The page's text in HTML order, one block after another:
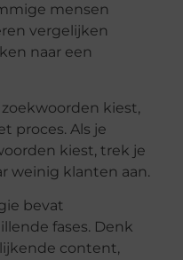
mensen
vergelijken
naar een
kiest,
proces. Als je
kiest, trek je
weinig klanten aan.
bevat
fases. Denk
content,